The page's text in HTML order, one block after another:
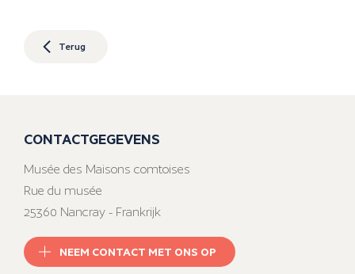
Terug
CONTACTGEGEVENS
Musée des Maisons comtoises
Rue du musée
25360 Nancray - Frankrijk
NEEM CONTACT MET ONS OP